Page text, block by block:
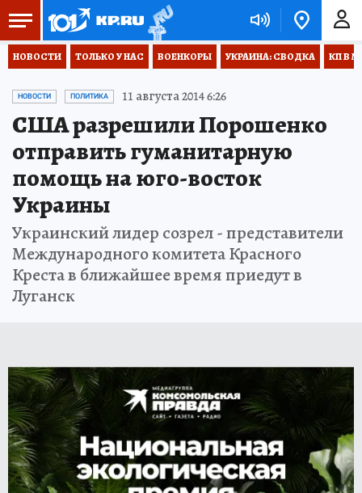
НОВОСТИ ТОЛЬКО У НАС ВОЕНКОРЫ УКРАИНА: СВОДКА КП В
НОВОСТИ ПОЛИТИКА 11 августа 2014 6:26
США разрешили Порошенко
отправить гуманитарную
помощь на юго-восток
Украины
Украинский лидер созрел - представители
Международного комитета Красного
Креста в ближайшее время приедут в
Луганск